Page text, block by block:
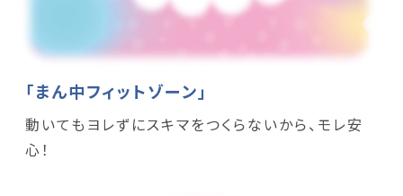
「まん中フィットゾーン」
動いてもヨレずにスキマをつくらないから、モレ安
心！